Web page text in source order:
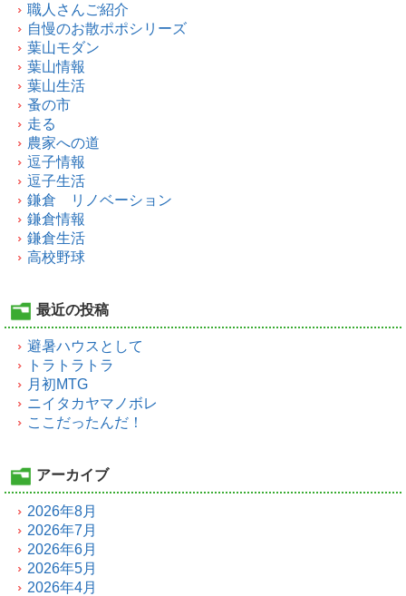
職人さんご紹介
自慢のお散ポポシリーズ
葉山モダン
葉山情報
葉山生活
蚤の市
走る
農家への道
逗子情報
逗子生活
鎌倉 リノベーション
鎌倉情報
鎌倉生活
高校野球
最近の投稿
避暑ハウスとして
トラトラトラ
月初MTG
ニイタカヤマノボレ
ここだったんだ！
アーカイブ
2026年8月
2026年7月
2026年6月
2026年5月
2026年4月